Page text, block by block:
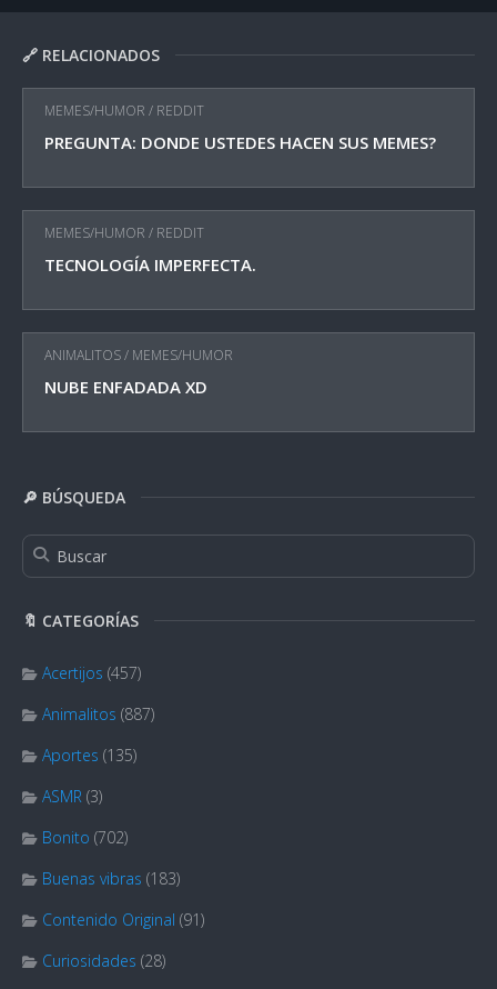
🔗 RELACIONADOS
MEMES/HUMOR / REDDIT
PREGUNTA: DONDE USTEDES HACEN SUS MEMES?
MEMES/HUMOR / REDDIT
TECNOLOGÍA IMPERFECTA.
ANIMALITOS/ MEMES/HUMOR
NUBE ENFADADA XD
🔎 BÚSQUEDA
🔖 CATEGORÍAS
Acertijos (457)
Animalitos (887)
Aportes (135)
ASMR (3)
Bonito (702)
Buenas vibras (183)
Contenido Original (91)
Curiosidades (28)